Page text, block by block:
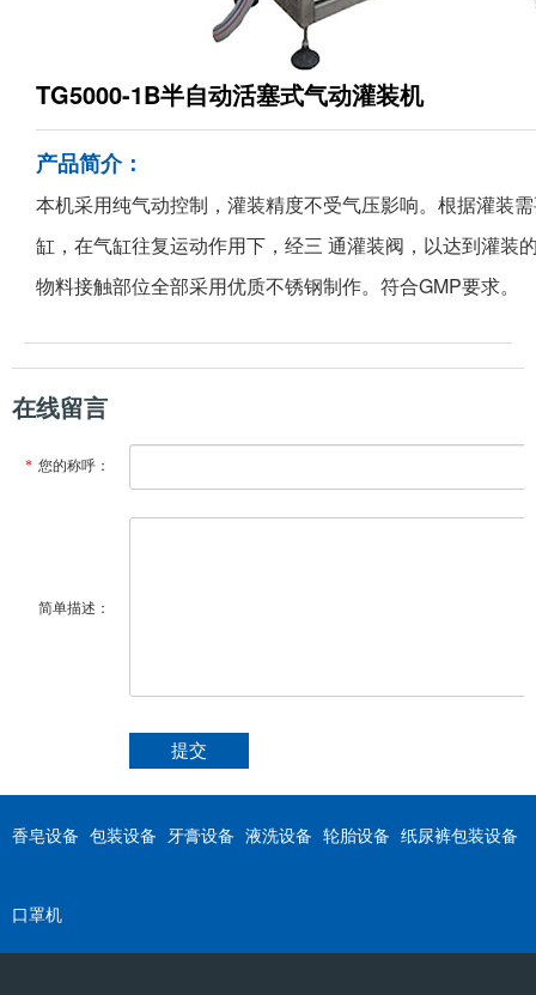
TG5000-1B半自动活塞式气动灌装机
产品简介：
本机采用纯气动控制，灌装精度不受气压影响。根据灌装
缸，在气缸往复运动作用下，经三 通灌装阀，以达到灌装
物料接触部位全部采用优质不锈钢制作。符合GMP要求。
在线留言
* 您的称呼：
简单描述：
香皂设备 包装设备 牙膏设备 液洗设备 轮胎设备 纸尿裤包装设备
口罩机